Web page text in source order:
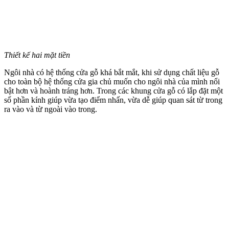
Thiết kế hai mặt tiền
Ngôi nhà có hệ thống cửa gỗ khá bắt mắt, khi sử dụng chất liệu gỗ
cho toàn bộ hệ thống cửa gia chủ muốn cho ngôi nhà của mình nổi
bật hơn và hoành tráng hơn. Trong các khung cửa gỗ có lắp đặt một
số phần kính giúp vừa tạo điểm nhấn, vừa dễ giúp quan sát từ trong
ra vào và từ ngoài vào trong.